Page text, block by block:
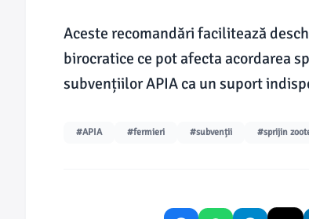
Aceste recomandări facilitează
birocratice ce pot afecta acordarea
subvențiilor APIA ca un suport
#APIA #fermieri #subvenții #sprijin